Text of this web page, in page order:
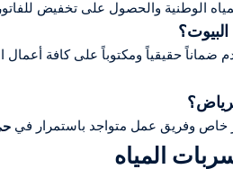
الوطنية والحصول على تخفيض
ضماناً حقيقياً ومكتوباً على كافة أعمال
خاص وفريق عمل متواجد باستمرار في
المياه